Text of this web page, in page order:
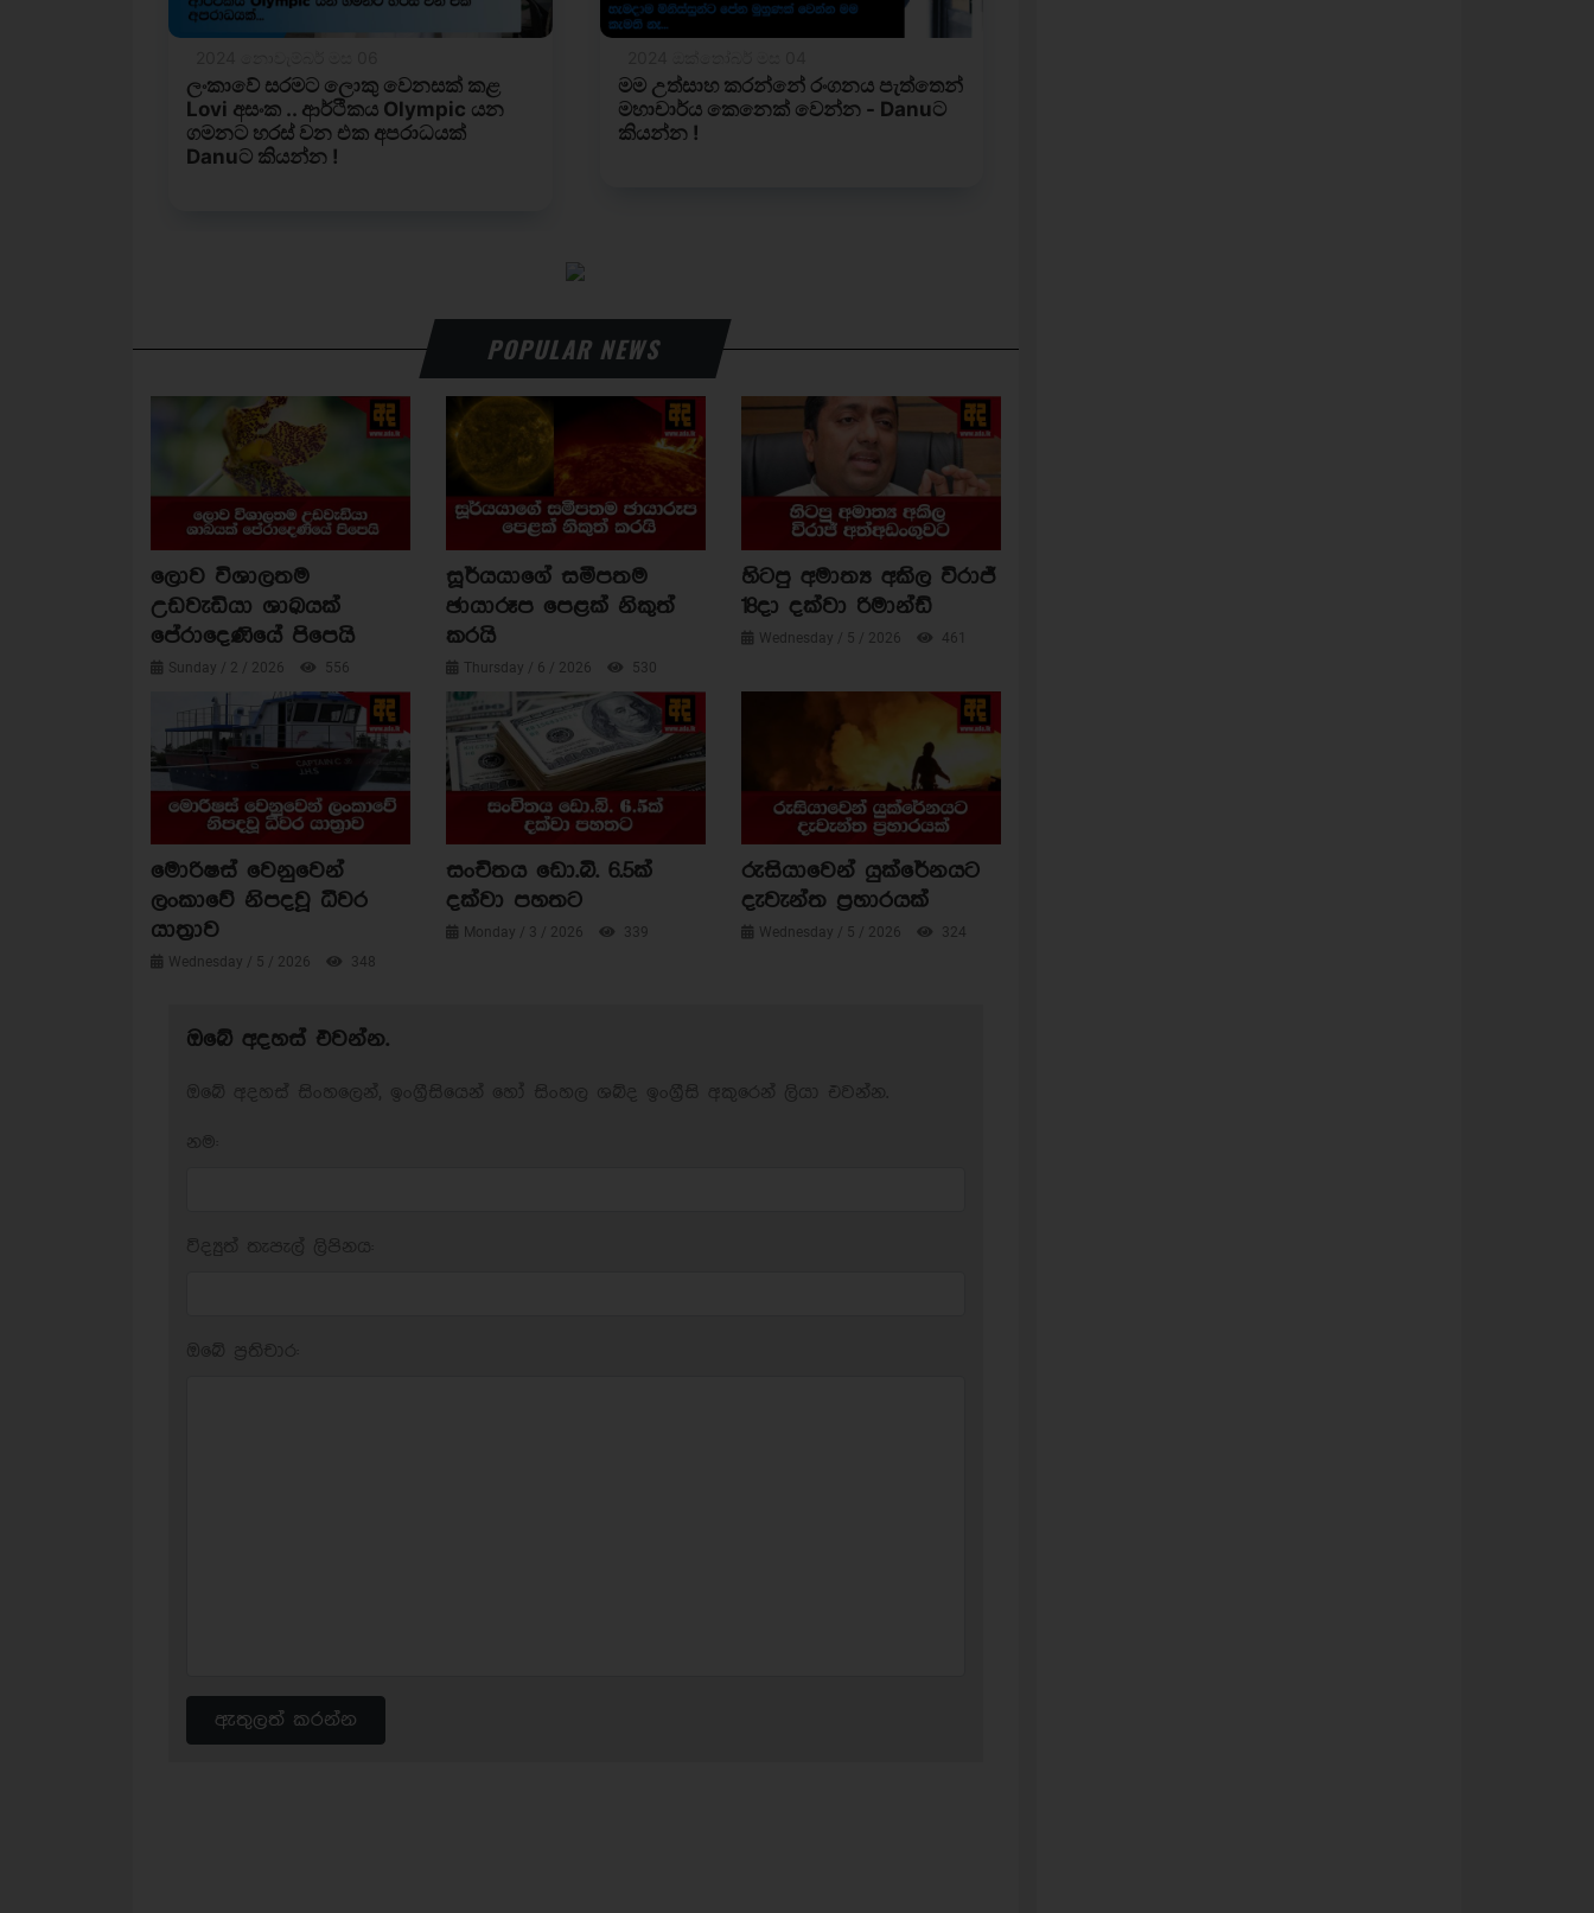
POPULAR NEWS
ලොව විශාලතම
උඩවැඩියා ශාඛයක්
පේරාදෙණියේ පිපෙයි
Sunday / 2 / 2026 556
සූර්යයාගේ සමීපතම
ඡායාරූප පෙළක් නිකුත්
කරයි
Thursday / 6 / 2026 530
හිටපු අමාත්‍ය අකිල විරාජ්
18දා දක්වා රිමාන්ඩ්
Wednesday / 5 / 2026 461
මොරිෂස් වෙනුවෙන්
ලංකාවේ නිපදවූ ධීවර
යාත්‍රාව
Wednesday / 5 / 2026 348
සංචිතය ඩො.බි. 6.5ක්
දක්වා පහතට
Monday / 3 / 2026 339
රුසියාවෙන් යුක්රේනයට
දැවැන්ත ප්‍රහාරයක්
Wednesday / 5 / 2026 324
ඔබේ අදහස් එවන්න.
ඇතුලත් කරන්න